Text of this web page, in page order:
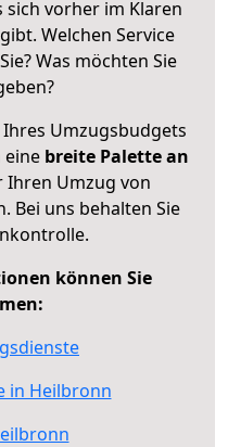
sich vorher im Klaren
Welchen Service
Was möchten Sie
Umzugsbudgets
eine breite Palette an
Ihren Umzug von
Bei uns behalten Sie
können Sie
in Heilbronn